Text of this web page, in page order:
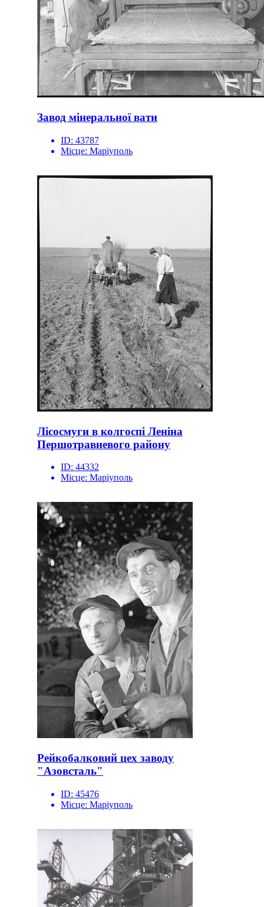
Завод мінеральної вати
ID: 43787
Місце: Маріуполь
Лісосмуги в колгоспі Леніна
Першотравневого району
ID: 44332
Місце: Маріуполь
Рейкобалковий цех заводу
"Азовсталь"
ID: 45476
Місце: Маріуполь